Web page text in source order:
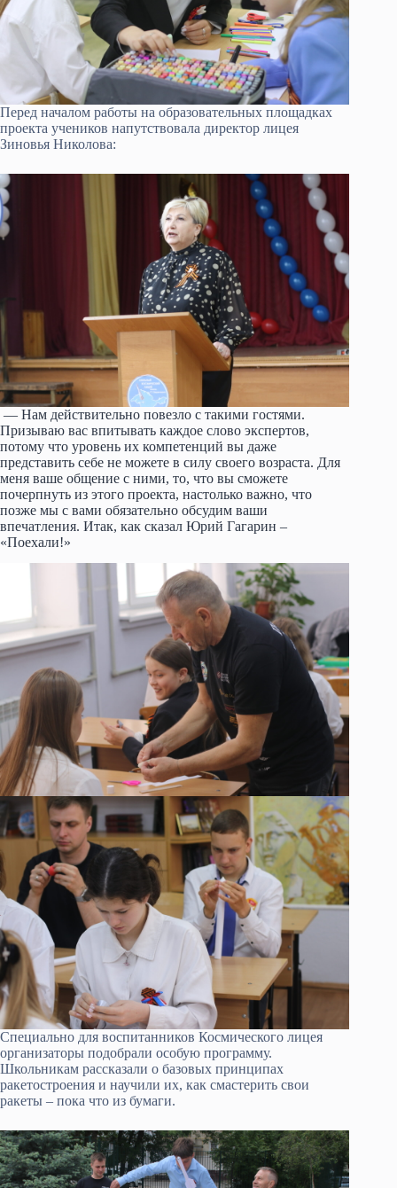
Перед началом работы на образовательных площадках
проекта учеников напутствовала директор лицея
Зиновья Николова:
— Нам действительно повезло с такими гостями.
Призываю вас впитывать каждое слово экспертов,
потому что уровень их компетенций вы даже
представить себе не можете в силу своего возраста. Для
меня ваше общение с ними, то, что вы сможете
почерпнуть из этого проекта, настолько важно, что
позже мы с вами обязательно обсудим ваши
впечатления. Итак, как сказал Юрий Гагарин –
«Поехали!»
Специально для воспитанников Космического лицея
организаторы подобрали особую программу.
Школьникам рассказали о базовых принципах
ракетостроения и научили их, как смастерить свои
ракеты – пока что из бумаги.